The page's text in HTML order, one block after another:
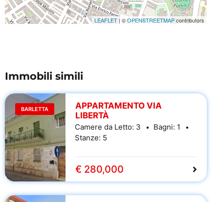
LEAFLET| ©OPENSTREETMAPcontributors
Immobili simili
BARLETTA
APPARTAMENTO VIA
LIBERTÀ
Camere da Letto: 3 Bagni: 1
Stanze: 5
€ 280,000